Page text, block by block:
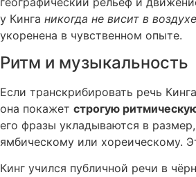
у Кинга никогда не висит в воздухе
укоренена в чувственном опыте.
Ритм и музыкальность
Если транскрибировать речь
она покажет строгую
его фразы укладываются в
ямбическому или хореическому.
Кинг учился публичной речи в